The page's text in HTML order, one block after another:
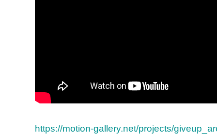
https://motion-gallery.net/projects/